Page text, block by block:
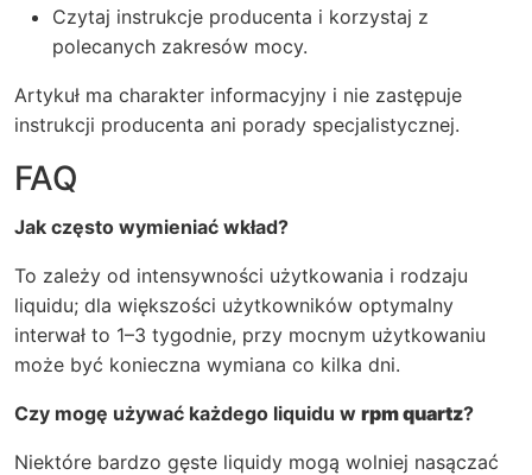
Czytaj instrukcje producenta i korzystaj z
polecanych zakresów mocy.
Artykuł ma charakter informacyjny i nie zastępuje
instrukcji producenta ani porady specjalistycznej.
FAQ
Jak często wymieniać wkład?
To zależy od intensywności użytkowania i rodzaju
liquidu; dla większości użytkowników optymalny
interwał to 1–3 tygodnie, przy mocnym użytkowaniu
może być konieczna wymiana co kilka dni.
Czy mogę używać każdego liquidu w rpm quartz?
Niektóre bardzo gęste liquidy mogą wolniej nasączać